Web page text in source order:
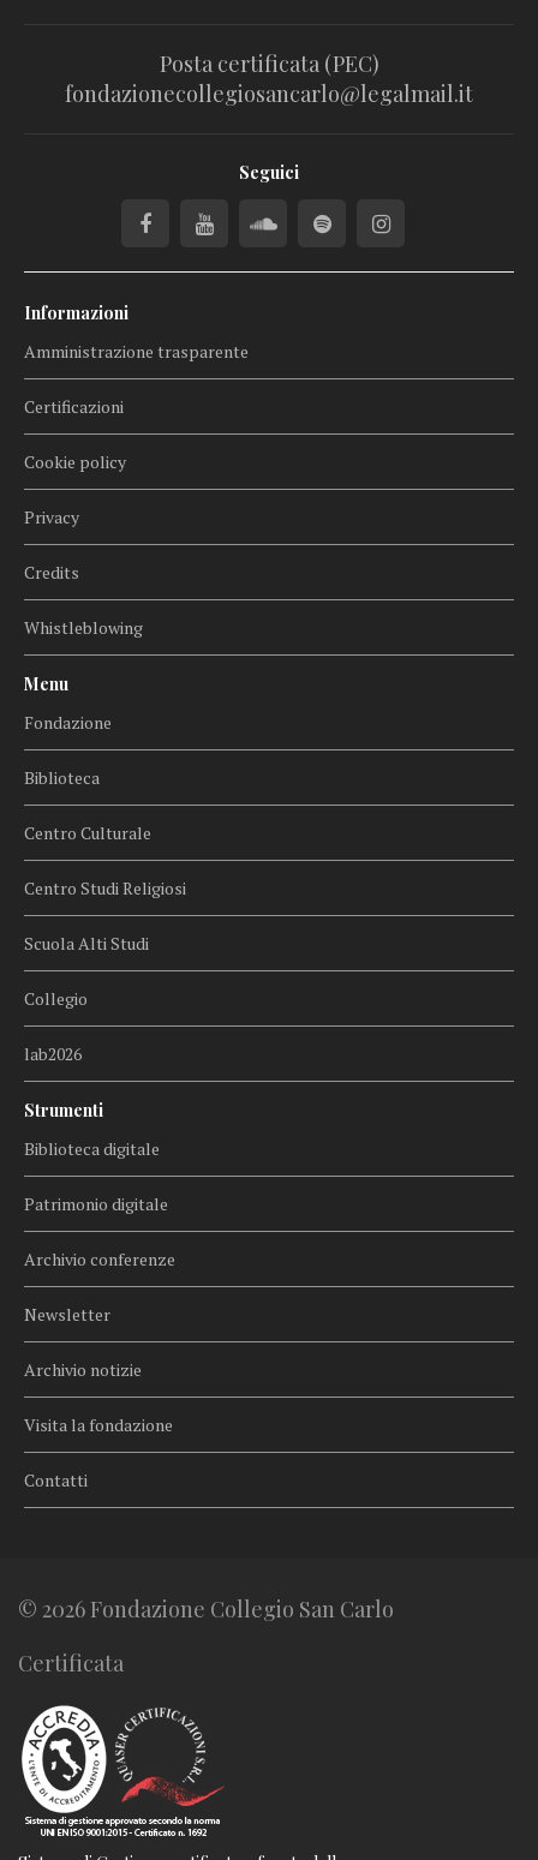
Posta certificata (PEC)
fondazionecollegiosancarlo@legalmail.it
Seguici
Informazioni
Amministrazione trasparente
Certificazioni
Cookie policy
Privacy
Credits
Whistleblowing
Menu
Fondazione
Biblioteca
Centro Culturale
Centro Studi Religiosi
Scuola Alti Studi
Collegio
lab2026
Strumenti
Biblioteca digitale
Patrimonio digitale
Archivio conferenze
Newsletter
Archivio notizie
Visita la fondazione
Contatti
© 2026 Fondazione Collegio San Carlo
Certificata